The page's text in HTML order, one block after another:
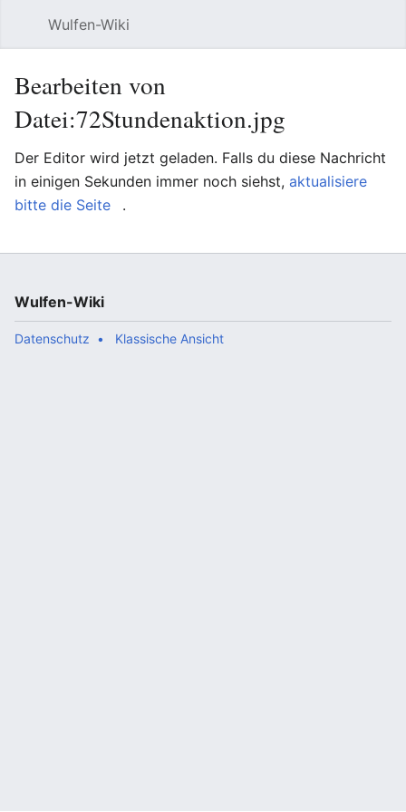
Wulfen-Wiki
Bearbeiten von
Datei:72Stundenaktion.jpg
Der Editor wird jetzt geladen. Falls du diese Nachricht
in einigen Sekunden immer noch siehst, aktualisiere
bitte die Seite
.
Wulfen-Wiki
Datenschutz Klassische Ansicht